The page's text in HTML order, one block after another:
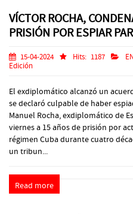
VÍCTOR ROCHA,
PRISIÓN POR ESPIAR
15-04-2024 Hits: 1187
Edición
El exdiplomático alcanzó un
se declaró culpable de haber
Manuel Rocha, exdiplomático de
viernes a 15 años de prisión por
régimen Cuba durante cuatro
un tribun...
Read more